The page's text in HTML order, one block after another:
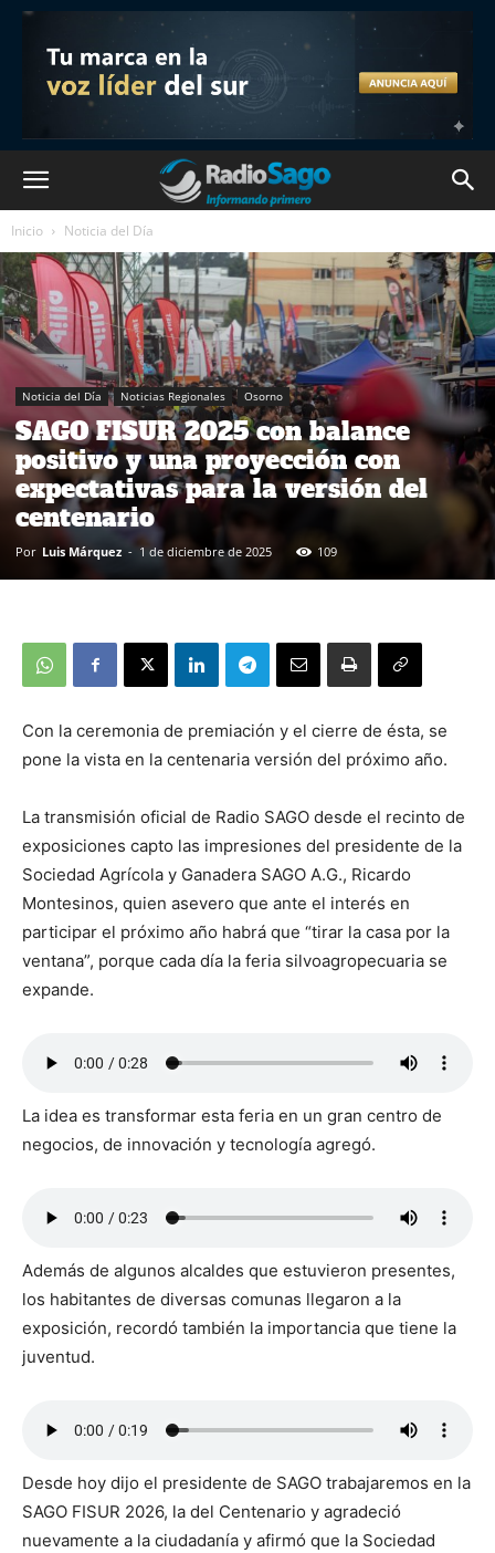
Inicio Noticia del Día
Noticia del Día Noticias Regionales Osorno
SAGO FISUR 2025 con balance
positivo y una proyección con
expectativas para la versión del
centenario
Por Luis Márquez - 1 de diciembre de 2025 109
Con la ceremonia de premiación y el cierre de ésta, se
pone la vista en la centenaria versión del próximo año.
La transmisión oficial de Radio SAGO desde el recinto de
exposiciones capto las impresiones del presidente de la
Sociedad Agrícola y Ganadera SAGO A.G., Ricardo
Montesinos, quien asevero que ante el interés en
participar el próximo año habrá que “tirar la casa por la
ventana”, porque cada día la feria silvoagropecuaria se
expande.
La idea es transformar esta feria en un gran centro de
negocios, de innovación y tecnología agregó.
Además de algunos alcaldes que estuvieron presentes,
los habitantes de diversas comunas llegaron a la
exposición, recordó también la importancia que tiene la
juventud.
Desde hoy dijo el presidente de SAGO trabajaremos en la
SAGO FISUR 2026, la del Centenario y agradeció
nuevamente a la ciudadanía y afirmó que la Sociedad